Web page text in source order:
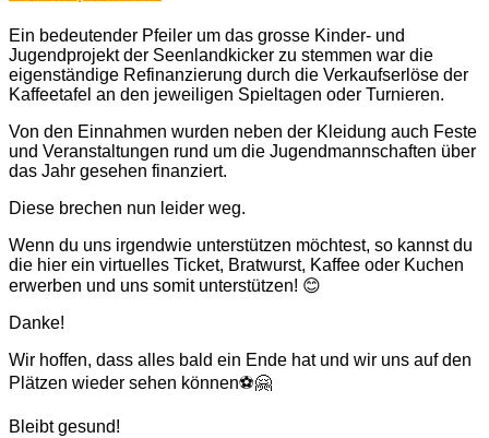
Ein bedeutender Pfeiler um das grosse Kinder- und
Jugendprojekt der Seenlandkicker zu stemmen war die
eigenständige Refinanzierung durch die Verkaufserlöse der
Kaffeetafel an den jeweiligen Spieltagen oder Turnieren.
Von den Einnahmen wurden neben der Kleidung auch Feste
und Veranstaltungen rund um die Jugendmannschaften über
das Jahr gesehen finanziert.
Diese brechen nun leider weg.
Wenn du uns irgendwie unterstützen möchtest, so kannst du
die hier ein virtuelles Ticket, Bratwurst, Kaffee oder Kuchen
erwerben und uns somit unterstützen! 😊
Danke!
Wir hoffen, dass alles bald ein Ende hat und wir uns auf den
Plätzen wieder sehen können⚽🤗
Bleibt gesund!